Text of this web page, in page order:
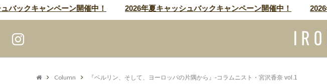
キャンペーン開催中！ 2026年夏キャッシュバックキャンペーン開催中！ 2026年夏
Column 『ベルリン、そして、ヨーロッパの片隅から』-コラムニスト・宮沢香奈 vol.1